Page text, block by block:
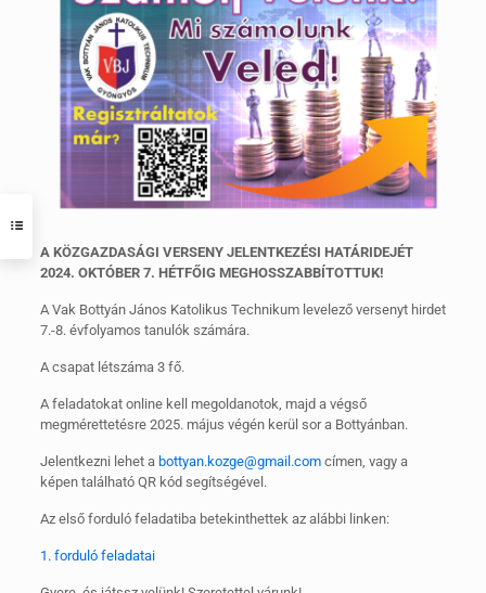
A KÖZGAZDASÁGI VERSENY JELENTKEZÉSI HATÁRIDEJÉT
2024. OKTÓBER 7. HÉTFŐIG MEGHOSSZABBÍTOTTUK!
A Vak Bottyán János Katolikus Technikum levelező versenyt hirdet
7.-8. évfolyamos tanulók számára.
A csapat létszáma 3 fő.
A feladatokat online kell megoldanotok, majd a végső
megmérettetésre 2025. május végén kerül sor a Bottyánban.
Jelentkezni lehet a bottyan.kozge@gmail.comcímen, vagy a
képen található QR kód segítségével.
Az első forduló feladatiba betekinthettek az alábbi linken:
1. forduló feladatai